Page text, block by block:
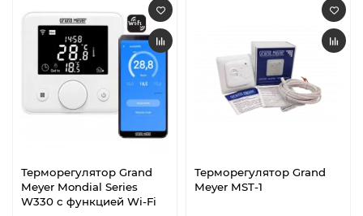
Терморегулятор Grand
Meyer Mondial Series
W330 с функцией Wi-Fi
Терморегулятор Grand
Meyer MST-1